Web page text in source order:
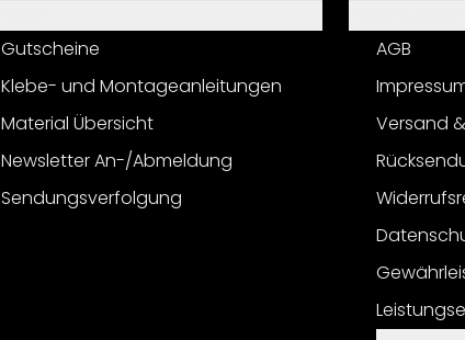
Gutscheine
Klebe- und Montageanleitungen
Material Übersicht
Newsletter An-/Abmeldung
Sendungsverfolgung
AGB
Versand